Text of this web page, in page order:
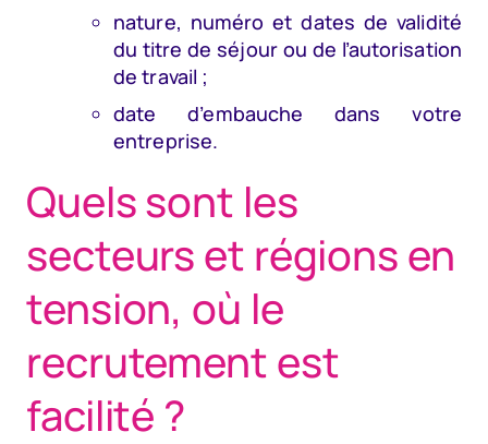
nature, numéro et dates de validité
du titre de séjour ou de l’autorisation
de travail ;
date d’embauche dans votre
entreprise.
Quels sont les
secteurs et régions en
tension, où le
recrutement est
facilité ?